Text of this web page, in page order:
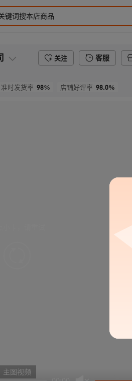
关注 客服
准时发货率 98% 店铺好评率 98.0%
主图视频